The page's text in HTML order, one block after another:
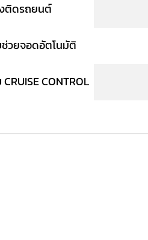
ติดรถยนต์
ช่วยจอดอัตโนมัติ
CRUISE CONTROL